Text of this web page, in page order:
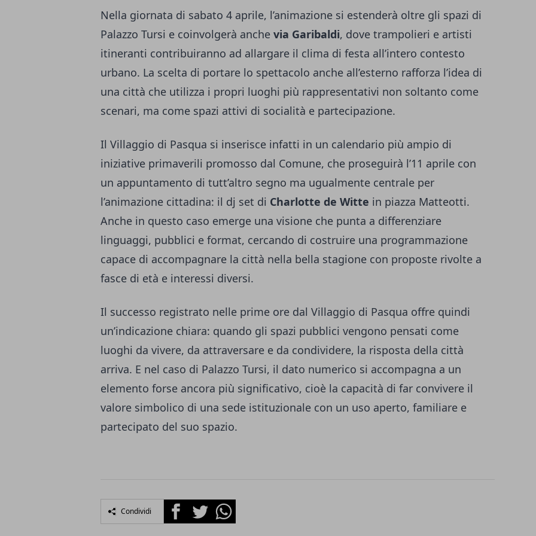
Nella giornata di sabato 4 aprile, l’animazione si estenderà oltre gli spazi di
Palazzo Tursi e coinvolgerà anche via Garibaldi, dove trampolieri e artisti
itineranti contribuiranno ad allargare il clima di festa all’intero contesto
urbano. La scelta di portare lo spettacolo anche all’esterno rafforza l’idea di
una città che utilizza i propri luoghi più rappresentativi non soltanto come
scenari, ma come spazi attivi di socialità e partecipazione.
Il Villaggio di Pasqua si inserisce infatti in un calendario più ampio di
iniziative primaverili promosso dal Comune, che proseguirà l’11 aprile con
un appuntamento di tutt’altro segno ma ugualmente centrale per
l’animazione cittadina: il dj set di Charlotte de Witte in piazza Matteotti.
Anche in questo caso emerge una visione che punta a differenziare
linguaggi, pubblici e format, cercando di costruire una programmazione
capace di accompagnare la città nella bella stagione con proposte rivolte a
fasce di età e interessi diversi.
Il successo registrato nelle prime ore dal Villaggio di Pasqua offre quindi
un’indicazione chiara: quando gli spazi pubblici vengono pensati come
luoghi da vivere, da attraversare e da condividere, la risposta della città
arriva. E nel caso di Palazzo Tursi, il dato numerico si accompagna a un
elemento forse ancora più significativo, cioè la capacità di far convivere il
valore simbolico di una sede istituzionale con un uso aperto, familiare e
partecipato del suo spazio.
Condividi FacebookTwitterWhatsapp